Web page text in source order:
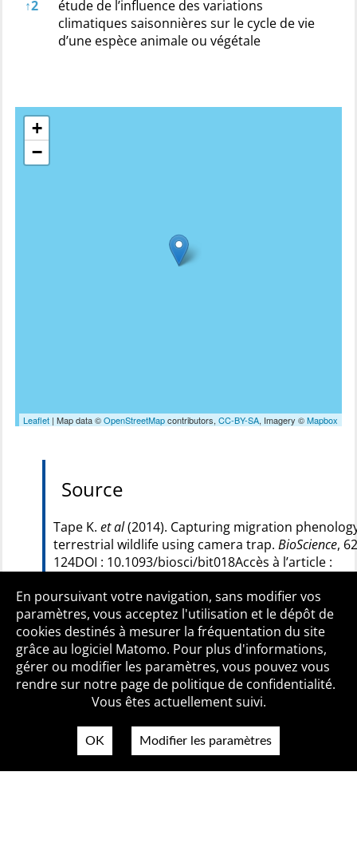
↑2
étude de l’influence des variations
climatiques saisonnières sur le cycle de vie
d’une espèce animale ou végétale
+
−
Leaflet | Map data ©OpenStreetMapcontributors, CC-BY-SA, Imagery ©Mapbox
Source
Tape K. et al(2014). Capturing migration
terrestrial wildlife using camera trap. BioScience,
124DOI : 10.1093/biosci/bit018Accès à l’article :
Qui sommes-nous ? Mentions légales
Accessibilité
Politique de confidentialité
Contact
En poursuivant votre navigation, sans modifier vos
paramètres, vous acceptez l'utilisation et le dépôt de
cookies destinés à mesurer la fréquentation du site
grâce au logiciel Matomo. Pour plus d'informations,
gérer ou modifier les paramètres, vous pouvez vous
rendre sur notre page de politique de confidentialité.
Vous êtes actuellement suivi.
OK Modifier les paramètres